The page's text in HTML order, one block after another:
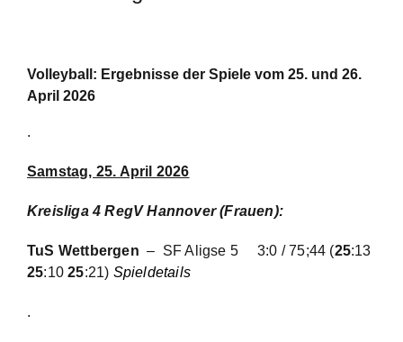
Volleyball: Ergebnisse der Spiele vom 25. und 26.
April 2026
.
Samstag, 25. April 2026
Kreisliga 4 RegV Hannover (Frauen):
TuS Wettbergen – SF Aligse 5 3:0 / 75;44 (25:13
25:1025:21) Spieldetails
.